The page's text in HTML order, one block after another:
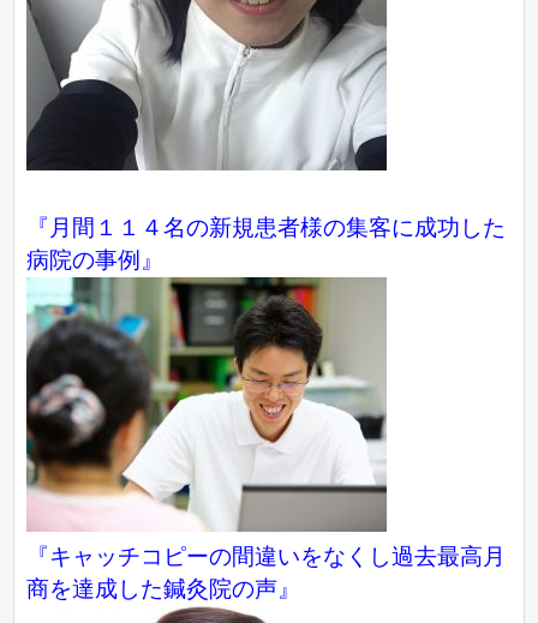
『月間１１４名の新規患者様の集客に成功した
病院の事例』
『キャッチコピーの間違いをなくし過去最高月
商を達成した鍼灸院の声』